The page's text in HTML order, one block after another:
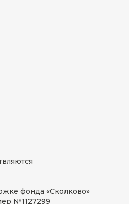
фонда «Сколково»
№1127299